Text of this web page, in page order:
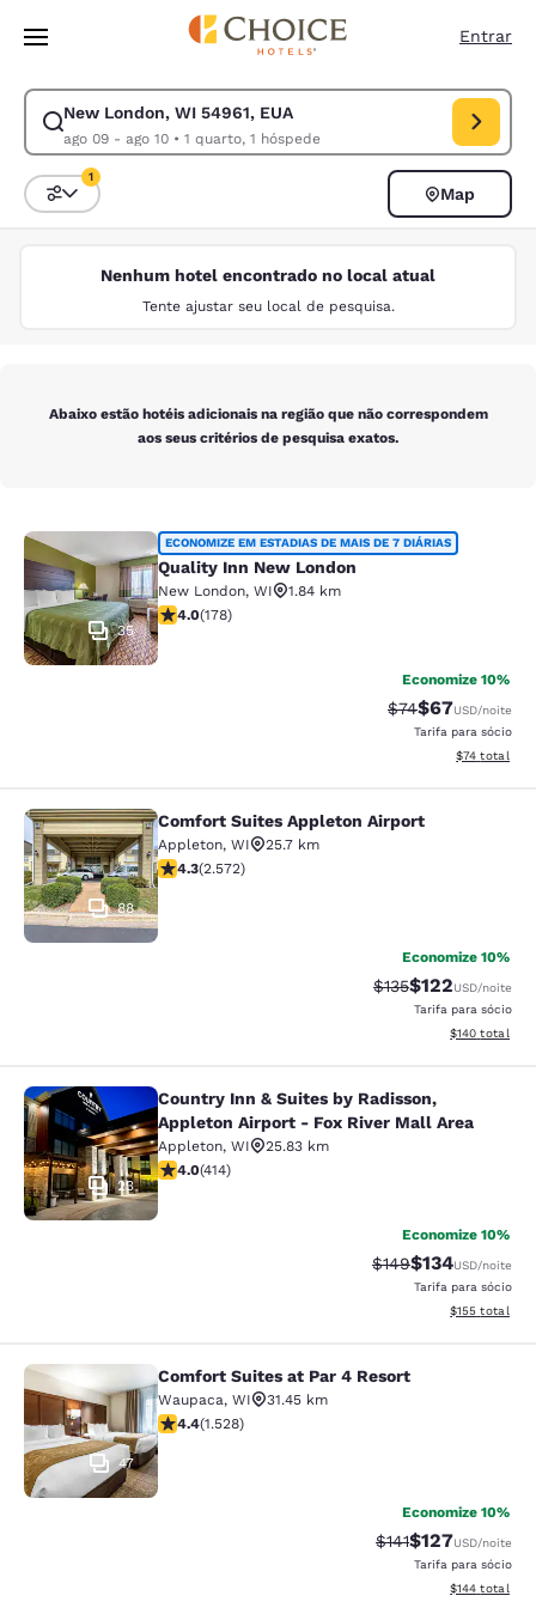
Pular Para Conteúdo Principal
Entrar
New London, WI 54961, EUA
ago 09 - ago 10• 1 quarto, 1 hóspede
Modificar pesquisa para New London, WI 54961, EUA. Data de check-
Classificar e filtrar
1
Map
Nenhum hotel encontrado no local atual
Tente ajustar seu local de pesquisa.
Abaixo estão hotéis adicionais na região que não correspondem
aos seus critérios de pesquisa exatos.
Quality Inn New London
35
ECONOMIZE EM ESTADIAS DE MAIS DE 7 DIÁRIAS
Quality Inn New London
New London, WI
1.84 km
classificação 4.03 estrelas. Muito bom. 178 avaliações
4.0(178)
Economize 10%
Tarifa anterior
$74Tarifa com
$67USD/noite
Tarifa para sócio
Exibir
$74 total
Comfort Suites Appleton Airport
88
Comfort Suites Appleton Airport
Appleton, WI
25.7 km
classificação 4.25 estrelas. Excelente. 2572
4.3(2.572)
Economize 10%
Tarifa anterior
$135Tarifa com
$122USD/noite
Tarifa para sócio
Exibir
$140 total
Country Inn & Suites by Radisson,
23
Country Inn & Suites by Radisson,
Appleton Airport - Fox River Mall Area
Appleton, WI
25.83 km
classificação 3.96 estrelas. Bom. 414 avaliações
4.0(414)
Economize 10%
Tarifa anterior
$149Tarifa com
$134USD/noite
Tarifa para sócio
Exibir
$155 total
Comfort Suites at Par 4 Resort
47
Comfort Suites at Par 4 Resort
Waupaca, WI
31.45 km
classificação 4.39 estrelas. Excelente. 1528 avaliações
4.4(1.528)
Economize 10%
Tarifa anterior
$141Tarifa com
$127USD/noite
Tarifa para sócio
Exibir
$144 total